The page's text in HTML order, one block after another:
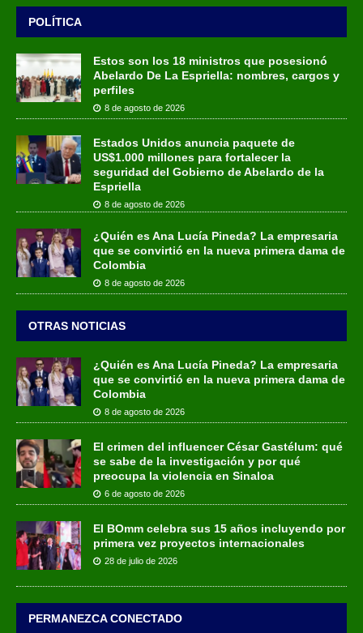
POLÍTICA
Estos son los 18 ministros que posesionó
Abelardo De La Espriella: nombres, cargos y
perfiles
8 de agosto de 2026
Estados Unidos anuncia paquete de
US$1.000 millones para fortalecer la
seguridad del Gobierno de Abelardo de la
Espriella
8 de agosto de 2026
¿Quién es Ana Lucía Pineda? La empresaria
que se convirtió en la nueva primera dama de
Colombia
8 de agosto de 2026
OTRAS NOTICIAS
¿Quién es Ana Lucía Pineda? La empresaria
que se convirtió en la nueva primera dama de
Colombia
8 de agosto de 2026
El crimen del influencer César Gastélum: qué
se sabe de la investigación y por qué
preocupa la violencia en Sinaloa
6 de agosto de 2026
El BOmm celebra sus 15 años incluyendo por
primera vez proyectos internacionales
28 de julio de 2026
PERMANEZCA CONECTADO